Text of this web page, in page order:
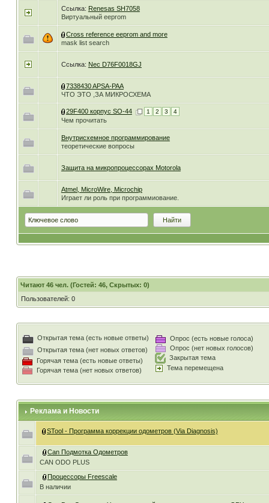
Ссылка: Renesas SH7058
Виртуальный eeprom
Cross reference eeprom and more
mask list search
Ссылка: Nec D76F0018GJ
7338430 APSA-PAA
ЧТО ЭТО ,ЗА МИКРОСХЕМА
29F400 корпус SO-44 1 2 3 4
Чем прочитать
Внутрисхемное программирование
теоретические вопросы
Защита на микропроцессорах Motorola
Atmel, MicroWire, Microchip
Играет ли роль при программиование.
Читают 46 чел. (Гостей: 46, Скрытых: 0)
Пользователей: 0
Открытая тема (есть новые ответы)
Открытая тема (нет новых ответов)
Горячая тема (есть новые ответы)
Горячая тема (нет новых ответов)
Опрос (есть новые голоса)
Опрос (нет новых голосов)
Закрытая тема
Тема перемещена
Реклама и Новости
STool - Программа коррекции одометров (Via Diagnosis)
Can Подмотка Одометров
CAN ODO PLUS
Процессоры Freescale
В наличии